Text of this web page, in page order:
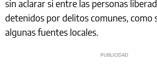
sin aclarar si entre las personas
detenidos por delitos comunes, como
algunas fuentes locales.